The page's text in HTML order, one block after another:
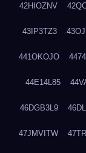
42HIOZNV
43IP3TZ3
441OKOJO
44E14L85
46DGB3L9
47JMVITW